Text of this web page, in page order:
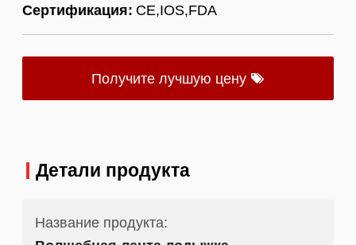
Сертификация: CE,IOS,FDA
Получите лучшую цену
Детали продукта
Название продукта: